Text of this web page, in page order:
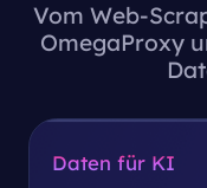
Vom Web-
OmegaProxy
Daten für KI